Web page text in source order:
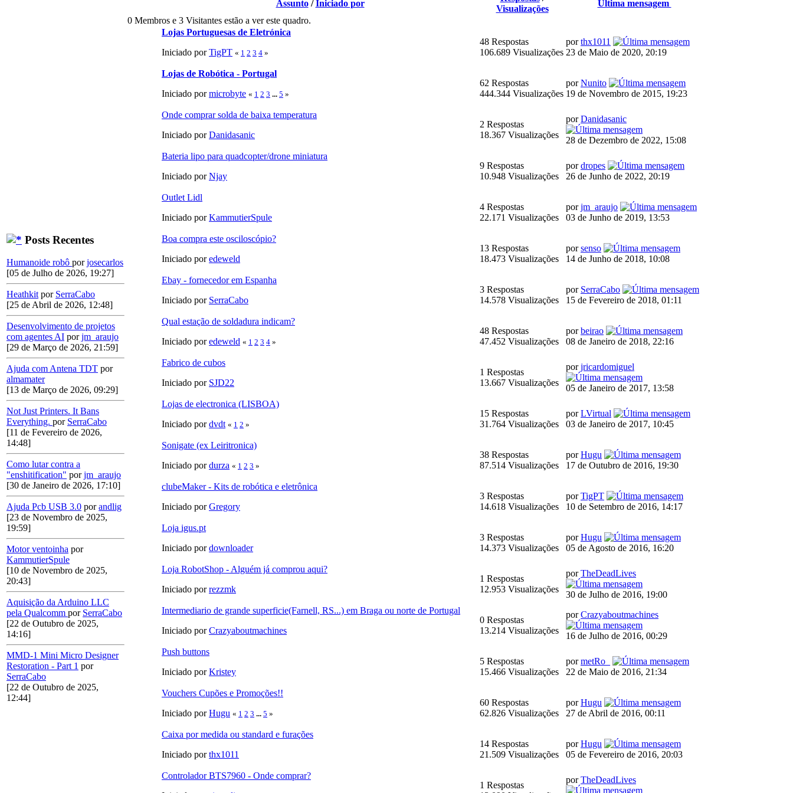
Posts Recentes
Humanoide robô porjosecarlos
[05 de Julho de 2026, 19:27]
Heathkit por SerraCabo
[25 de Abril de 2026, 12:48]
Desenvolvimento de projetos
com agentes AI porjm_araujo
[29 de Março de 2026, 21:59]
Ajuda com Antena TDT por
almamater
[13 de Março de 2026, 09:29]
Not Just Printers. It Bans
Everything. por SerraCabo
[11 de Fevereiro de 2026,
14:48]
Como lutar contra a
"enshitification" porjm_araujo
[30 de Janeiro de 2026, 17:10]
Ajuda Pcb USB 3.0 porandlig
[23 de Novembro de 2025,
19:59]
Motor ventoinha por
KammutierSpule
[10 de Novembro de 2025,
20:43]
Aquisição da Arduino LLC
pela Qualcomm por SerraCabo
[22 de Outubro de 2025,
14:16]
MMD-1 Mini Micro Designer
Restoration - Part 1 por
SerraCabo
[22 de Outubro de 2025,
12:44]
Assunto/Iniciado por
Visualizações
Última mensagem
0 Membros e 3 Visitantes estão a ver este quadro.
Lojas Portuguesas de Eletrónica
Iniciado porTigPT « 1 2 3 4 »
48 Respostas
106.689 Visualizações
porthx1011
23 de Maio de 2020, 20:19
Lojas de Robótica - Portugal
Iniciado pormicrobyte « 1 2 3 ... 5 »
62 Respostas
444.344 Visualizações
porNunito
19 de Novembro de 2015, 19:23
Onde comprar solda de baixa temperatura
Iniciado porDanidasanic
2 Respostas
18.367 Visualizações
porDanidasanic
28 de Dezembro de 2022, 15:08
Bateria lipo para quadcopter/drone miniatura
Iniciado porNjay
9 Respostas
10.948 Visualizações
pordropes
26 de Junho de 2022, 20:19
Outlet Lidl
Iniciado porKammutierSpule
4 Respostas
22.171 Visualizações
porjm_araujo
03 de Junho de 2019, 13:53
Boa compra este osciloscópio?
Iniciado poredeweld
13 Respostas
18.473 Visualizações
porsenso
14 de Junho de 2018, 10:08
Ebay - fornecedor em Espanha
Iniciado por SerraCabo
3 Respostas
14.578 Visualizações
por SerraCabo
15 de Fevereiro de 2018, 01:11
Qual estação de soldadura indicam?
Iniciado poredeweld « 1 2 3 4 »
48 Respostas
47.452 Visualizações
porbeirao
08 de Janeiro de 2018, 22:16
Fabrico de cubos
Iniciado por SJD22
1 Respostas
13.667 Visualizações
porjricardomiguel
05 de Janeiro de 2017, 13:58
Lojas de electronica (LISBOA)
Iniciado pordvdt « 1 2 »
15 Respostas
31.764 Visualizações
porLVirtual
03 de Janeiro de 2017, 10:45
Sonigate (ex Leiritronica)
Iniciado pordurza « 1 2 3 »
38 Respostas
87.514 Visualizações
porHugu
17 de Outubro de 2016, 19:30
clubeMaker - Kits de robótica e eletrônica
Iniciado porGregory
3 Respostas
14.618 Visualizações
porTigPT
10 de Setembro de 2016, 14:17
Loja igus.pt
Iniciado pordownloader
3 Respostas
14.373 Visualizações
porHugu
05 de Agosto de 2016, 16:20
Loja RobotShop - Alguém já comprou aqui?
Iniciado porrezzmk
1 Respostas
12.953 Visualizações
porTheDeadLives
30 de Julho de 2016, 19:00
Intermediario de grande superficie(Farnell, RS...) em Braga ou norte de Portugal
Iniciado porCrazyaboutmachines
0 Respostas
13.214 Visualizações
porCrazyaboutmachines
16 de Julho de 2016, 00:29
Push buttons
Iniciado porKristey
5 Respostas
15.466 Visualizações
pormetRo_
22 de Maio de 2016, 21:34
Vouchers Cupões e Promoções!!
Iniciado porHugu « 1 2 3 ... 5 »
60 Respostas
62.826 Visualizações
porHugu
27 de Abril de 2016, 00:11
Caixa por medida ou standard e furações
Iniciado porthx1011
14 Respostas
21.509 Visualizações
porHugu
05 de Fevereiro de 2016, 20:03
Controlador BTS7960 - Onde comprar?
1 Respostas
porTheDeadLives